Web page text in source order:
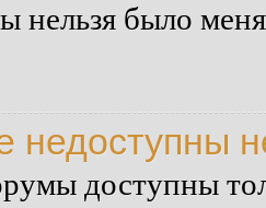
нельзя было
недоступны
доступны